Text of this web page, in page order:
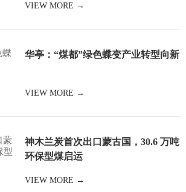
VIEW MORE →
华亭：“煤都”绿色蝶变产业转型向新
VIEW MORE →
神木兰炭首次出口蒙古国，30.6 万吨
环保型煤启运
VIEW MORE →